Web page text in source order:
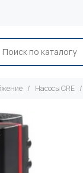
Насосы CRE